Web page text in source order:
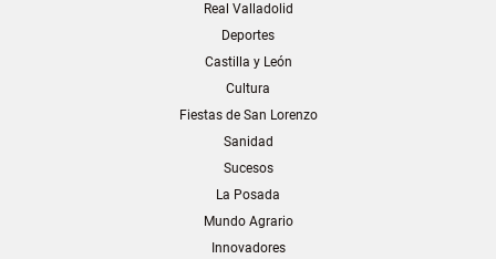
Real Valladolid
Deportes
Castilla y León
Cultura
Fiestas de San Lorenzo
Sanidad
Sucesos
La Posada
Mundo Agrario
Innovadores